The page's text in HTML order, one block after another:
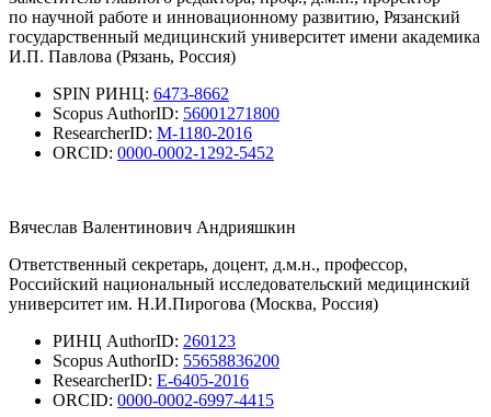
по научной работе и инновационному развитию, Рязанский
государственный медицинский университет имени академика
И.П. Павлова (Рязань, Россия)
SPIN РИНЦ: 6473-8662
Scopus AuthorID: 56001271800
ResearcherID: M-1180-2016
ORCID: 0000-0002-1292-5452
Вячеслав Валентинович Андрияшкин
Ответственный секретарь, доцент, д.м.н., профессор,
Российский национальный исследовательский медицинский
университет им. Н.И.Пирогова (Москва, Россия)
РИНЦ AuthorID: 260123
Scopus AuthorID: 55658836200
ResearcherID: E-6405-2016
ORCID: 0000-0002-6997-4415